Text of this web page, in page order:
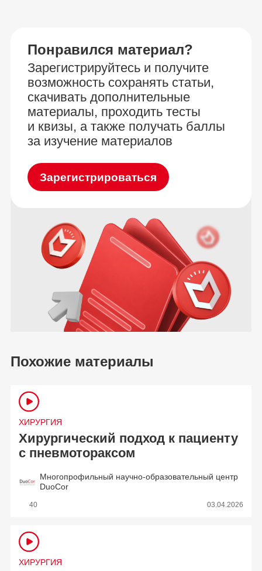
Понравился материал?
Зарегистрируйтесь и получите
возможность сохранять статьи,
скачивать дополнительные
материалы, проходить тесты
и квизы, а также получать баллы
за изучение материалов
Зарегистрироваться
Похожие материалы
ХИРУРГИЯ
Хирургический подход к пациенту
с пневмотораксом
Многопрофильный научно-образовательный центр
DuoCor
40 03.04.2026
ХИРУРГИЯ